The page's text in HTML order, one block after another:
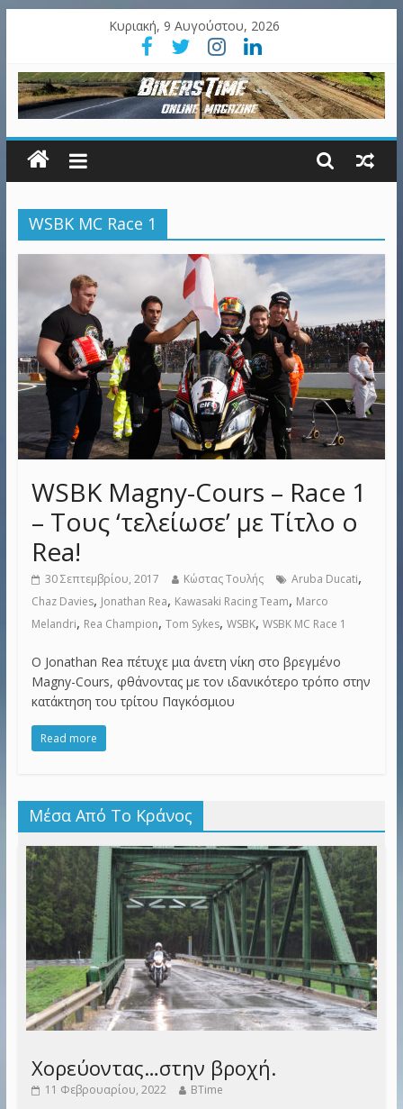
Κυριακή, 9 Αυγούστου, 2026
WSBK MC Race 1
WSBK Magny-Cours – Race 1
– Τους ‘τελείωσε’ με Τίτλο ο
Rea!
30 Σεπτεμβρίου, 2017 Κώστας Τουλής Aruba Ducati,
Chaz Davies, Jonathan Rea, Kawasaki Racing Team, Marco
Melandri, Rea Champion, Tom Sykes, WSBK, WSBK MC Race 1
Ο Jonathan Rea πέτυχε μια άνετη νίκη στο βρεγμένο
Magny-Cours, φθάνοντας με τον ιδανικότερο τρόπο στην
κατάκτηση του τρίτου Παγκόσμιου
Read more
Μέσα Από Το Κράνος
Χορεύοντας…στην βροχή.
11 Φεβρουαρίου, 2022 BTime